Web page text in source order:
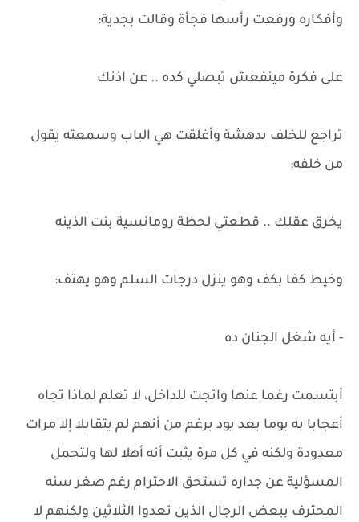
وأفكاره ورفعت رأسها فجأة وقالت بجدية:
على فكرة مينفعش تبصلي كده .. عن اذنك
تراجع للخلف بدهشة وأغلقت هي الباب وسمعته يقول
من خلفه:
يخرق عقلك .. قطعتي لحظة رومانسية بنت الذينه
وخيط كفا بكف وهو ينزل درجات السلم وهو يهتف:
- أيه شغل الجنان ده
أبتسمت رغما عنها واتجت للداخل، لا تعلم لماذا تجاه
أعجابا به يوما بعد يود برغم من أنهم لم يتقابلا إلا مرات
معدودة ولكنه في كل مرة يثبت أنه أهلا لها ولتحمل
المسؤلية عن جداره تستحق الاحترام رغم صغر سنه
المحترف ببعض الرجال الذين تعدوا الثلاثين ولكنهم لا